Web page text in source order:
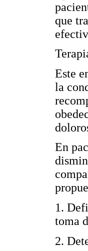
que
Este
la
En
1.
toma
2.